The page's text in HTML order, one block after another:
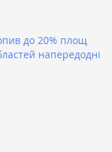
до 20% площ
напередодні